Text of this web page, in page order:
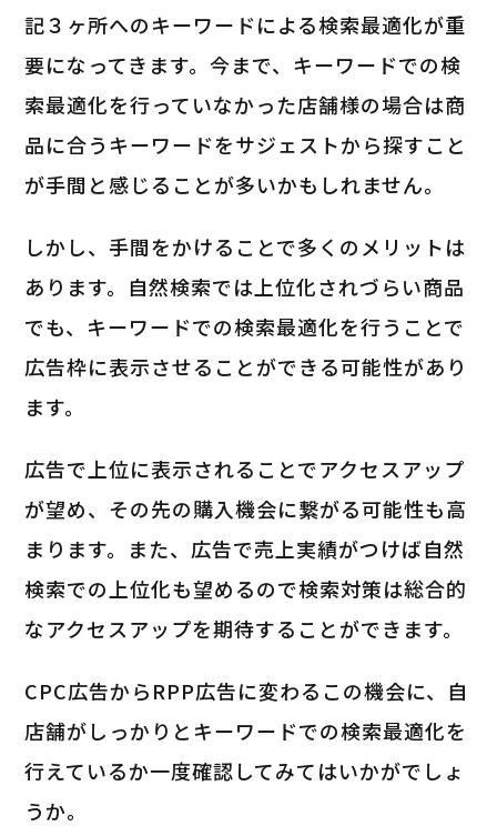
記３ヶ所へのキーワードによる検索最適化が重
要になってきます。今まで、キーワードでの検
索最適化を行っていなかった店舗様の場合は商
品に合うキーワードをサジェストから探すこと
が手間と感じることが多いかもしれません。
しかし、手間をかけることで多くのメリットは
あります。自然検索では上位化されづらい商品
でも、キーワードでの検索最適化を行うことで
広告枠に表示させることができる可能性があり
ます。
広告で上位に表示されることでアクセスアップ
が望め、その先の購入機会に繋がる可能性も高
まります。また、広告で売上実績がつけば自然
検索での上位化も望めるので検索対策は総合的
なアクセスアップを期待することができます。
CPC広告からRPP広告に変わるこの機会に、自
店舗がしっかりとキーワードでの検索最適化を
行えているか一度確認してみてはいかがでしょ
うか。